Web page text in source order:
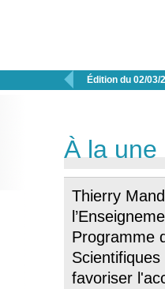
 Édition du 02/03/
À la une
Thierry
Programme
favoriser